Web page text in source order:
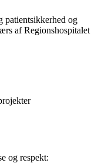
patientsikkerhed og
af Regionshospitalet
og respekt: